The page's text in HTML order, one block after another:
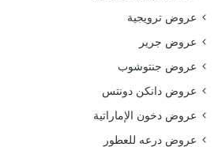
عروض ترويجية
عروض جرير
عروض جنتوشوب
عروض دانكن دونتس
عروض دخون الإماراتية
عروض درعه للعطور